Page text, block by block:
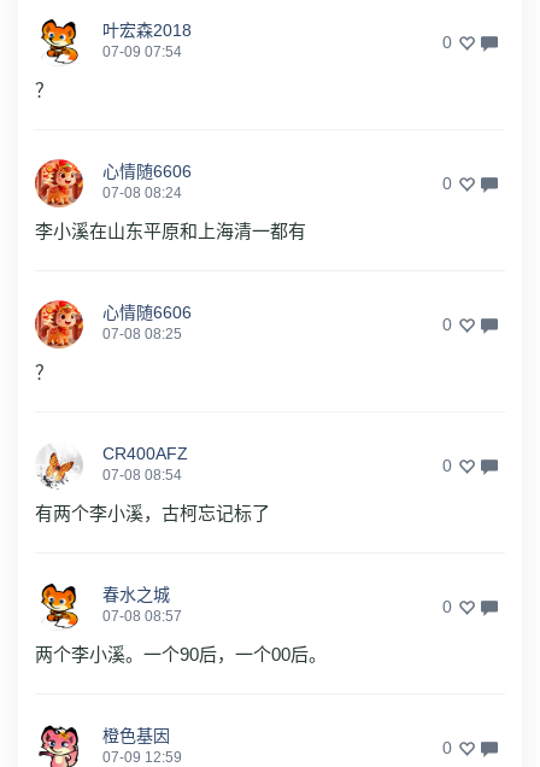
叶宏森2018
07-09 07:54 0
？
心情随6606
07-08 08:24 0
李小溪在山东平原和上海清一都有
心情随6606
07-08 08:25 0
？
CR400AFZ
07-08 08:54 0
有两个李小溪，古柯忘记标了
春水之城
07-08 08:57 0
两个李小溪。一个90后，一个00后。
橙色基因
07-09 12:59 0